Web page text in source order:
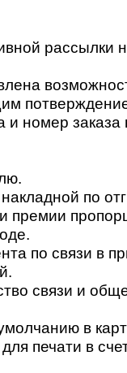
рассылки
и номер
по
премии
по связи в
связи и
в
печати в